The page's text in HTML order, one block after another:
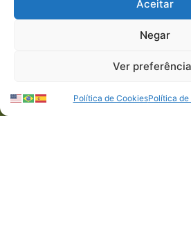
Aceitar
Negar
Ver
Política de CookiesPolítica de